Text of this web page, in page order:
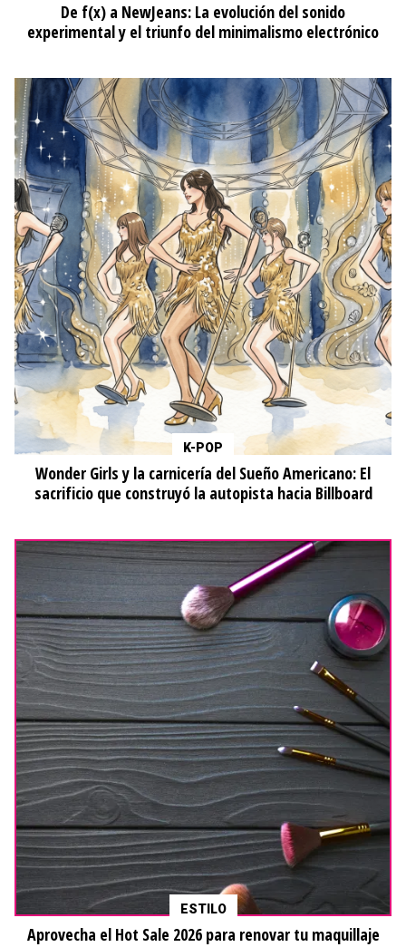
De f(x) a NewJeans: La evolución del sonido
experimental y el triunfo del minimalismo electrónico
K-POP
Wonder Girls y la carnicería del Sueño Americano: El
sacrificio que construyó la autopista hacia Billboard
ESTILO
Aprovecha el Hot Sale 2026 para renovar tu maquillaje